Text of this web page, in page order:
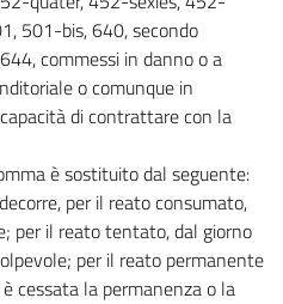
501-bis, 640, secondo
commessi in danno o a
o comunque in
di contrattare con la
è sostituito dal seguente:
per il reato consumato,
per il reato tentato, dal giorno
per il reato permanente
cessata la permanenza o la